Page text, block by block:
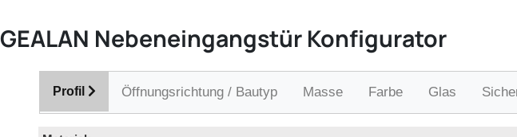
GEALAN Nebeneingangstür Konfigurator